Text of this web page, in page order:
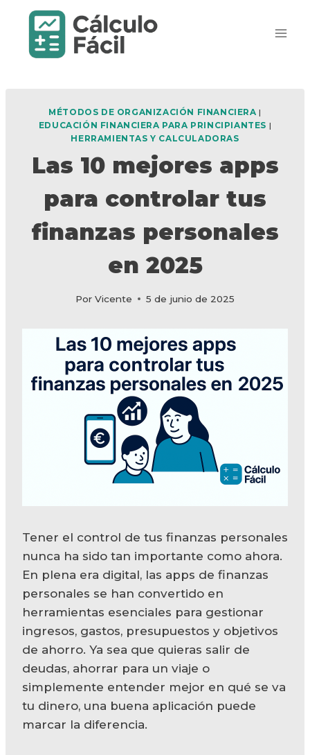
Saltar
contenido
MÉTODOS DE ORGANIZACIÓN FINANCIERA |
EDUCACIÓN FINANCIERA PARA PRINCIPIANTES |
HERRAMIENTAS Y CALCULADORAS
Las 10 mejores apps
para controlar tus
finanzas personales
en 2025
Por Vicente 5 de junio de 2025
Tener el control de tus finanzas personales
nunca ha sido tan importante como ahora.
En plena era digital, las apps de finanzas
personales se han convertido en
herramientas esenciales para gestionar
ingresos, gastos, presupuestos y objetivos
de ahorro. Ya sea que quieras salir de
deudas, ahorrar para un viaje o
simplemente entender mejor en qué se va
tu dinero, una buena aplicación puede
marcar la diferencia.